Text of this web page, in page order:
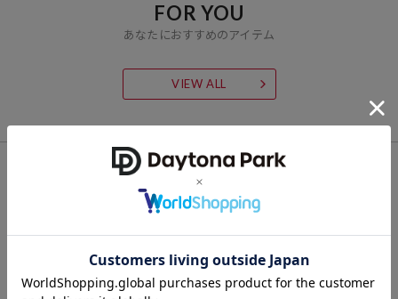
FOR YOU
あなたにおすすめのアイテム
VIEW ALL
CHECK LIST
最近チェックした商品